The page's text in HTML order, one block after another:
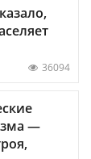
36094
—